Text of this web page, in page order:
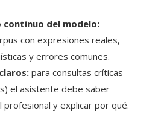
continuo del modelo:
con expresiones reales,
y errores comunes.
para consultas críticas
el asistente debe saber
profesional y explicar por qué.